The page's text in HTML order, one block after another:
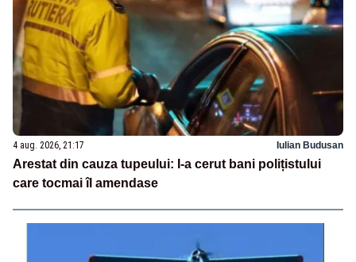
4 aug. 2026, 21:17 Iulian Budusan
Arestat din cauza tupeului: I-a cerut bani polițistului
care tocmai îl amendase